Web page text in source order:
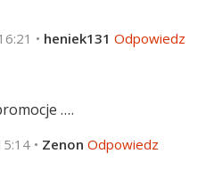
• heniek131 Odpowiedz
….
• Zenon Odpowiedz